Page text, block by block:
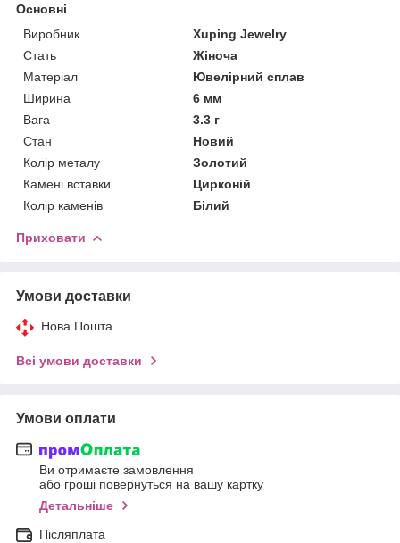
Основні
Виробник
Xuping Jewelry
Стать
Жіноча
Матеріал
Ювелірний сплав
Ширина
6 мм
Вага
3.3 г
Стан
Новий
Колір металу
Золотий
Камені вставки
Цирконій
Колір каменів
Білий
Приховати
Умови доставки
Нова Пошта
Всі умови доставки
Умови оплати
Ви отримаєте замовлення
або гроші повернуться на вашу картку
Детальніше
Післяплата